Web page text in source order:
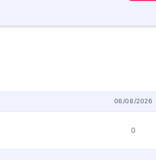
06/08/2026
0